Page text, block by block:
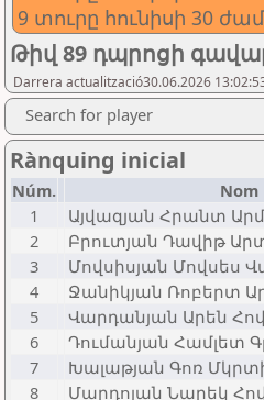
9 տուրը հունիսի 30
Թիվ 89 դպրոցի
Darrera actualització30.06.2026
Search for player
Rànquing inicial
Núm. Nom
1
Այվազյան Հրանտ
2
Բրուտյան Դավիթ
3
Մովսիսյան Մովսես
4
Ջանիկյան Ռոբերտ
5
Վարդանյան Արեն
6
Դումանյան Համլետ
7
Խալաթյան Գոռ
8
Մարդոյան Նարեկ